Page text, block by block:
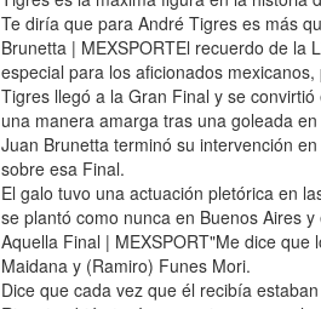
Te diría que para André Tigres es más
Brunetta | MEXSPORTEl recuerdo de la
especial para los aficionados
Tigres llegó a la Gran Final y se
una manera amarga tras una goleada
Juan Brunetta terminó su intervención
sobre esa Final.
El galo tuvo una actuación pletórica en
se plantó como nunca en Buenos Aires y
Aquella Final | MEXSPORT"Me dice
Maidana y (Ramiro) Funes Mori.
Dice que cada vez que él recibía